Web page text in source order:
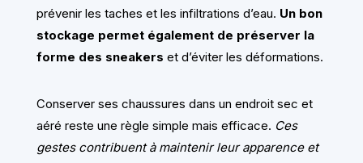
prévenir les taches et les infiltrations d’eau. Un bon
stockage permet également de préserver la
forme des sneakers et d’éviter les déformations.
Conserver ses chaussures dans un endroit sec et
aéré reste une règle simple mais efficace. Ces
gestes contribuent à maintenir leur apparence et